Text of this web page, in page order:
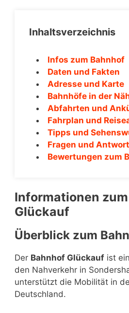
Inhaltsverzeichnis
Infos zum Bahnhof
Daten und Fakten
Adresse und Karte
Bahnhöfe in der
Abfahrten und
Fahrplan und
Tipps und
Fragen und
Bewertungen zum
Informationen
Glückauf
Überblick zum
Der Bahnhof Glückauf ist
den Nahverkehr in
unterstützt die Mobilität in
Deutschland.